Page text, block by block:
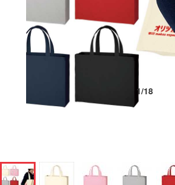
1/18